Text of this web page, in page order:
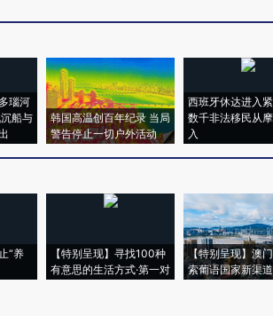
瑙河
船与
韩国高温创百年纪录 当局
警告停止一切户外活动
西班牙休达进入
数千非法移民从
入
“养
【特别呈现】寻找100种
有意思的生活方式·第一对
【特别呈现】澳
索葡语国家新渠道